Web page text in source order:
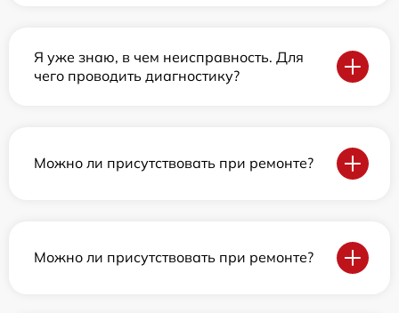
Я уже знаю, в чем неисправность. Для
чего проводить диагностику?
Можно ли присутствовать при ремонте?
Можно ли присутствовать при ремонте?